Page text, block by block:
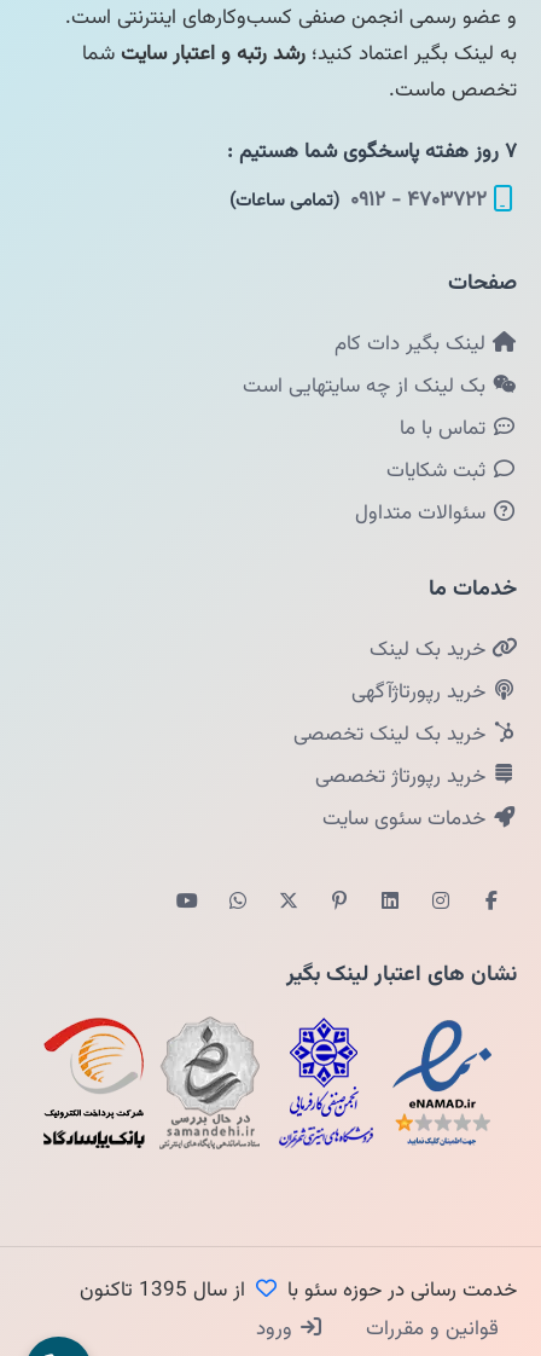
و عضو رسمی انجمن صنفی کسب‌وکارهای اینترنتی است.
به لینک بگیر اعتماد کنید؛ رشد رتبه و اعتبار سایتشما
تخصص ماست.
۷ روز هفته پاسخگوی شما هستیم :
۴۷۰۳۷۲۲ - ۰۹۱۲
(تمامی ساعات)
صفحات
لینک بگیر دات کام
بک لینک از چه سایتهایی است
تماس با ما
ثبت شکایات
سئوالات متداول
خدمات ما
خرید بک لینک
خرید رپورتاژآگهی
خرید بک لینک تخصصی
خرید رپورتاژ تخصصی
خدمات سئوی سایت
نشان های اعتبار لینک بگیر
خدمت رسانی در حوزه سئو با
از سال 1395 تاکنون
قوانین و مقررات
ورود